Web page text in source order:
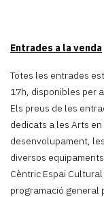
Entrades a la venda
Totes les entrades
17h, disponibles per
Els preus de les
dedicats a les Arts en
desenvolupament,
diversos
Cèntric Espai
programació general